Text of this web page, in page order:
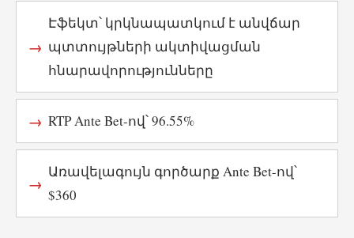
Էֆեկտ՝ կրկնապատկում է անվճար
պտտույթների ակտիվացման
հնարավորությունները
RTP Ante Bet-ով՝ 96.55%
Առավելագույն գործարք Ante Bet-ով՝
$360